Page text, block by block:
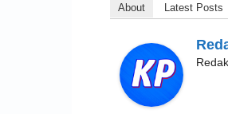
About Latest Posts